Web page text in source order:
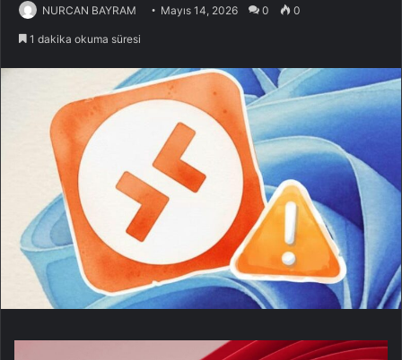
NURCAN BAYRAM Mayıs 14, 2026 0 0
1 dakika okuma süresi